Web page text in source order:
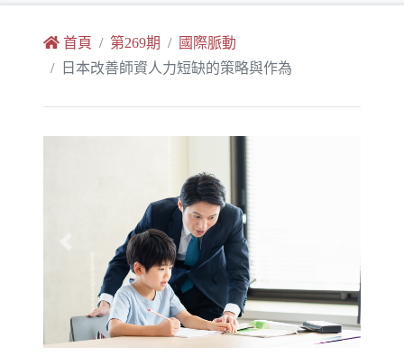
首頁 第269期
國際脈動
日本改善師資人力短缺的策略與作為
Previous